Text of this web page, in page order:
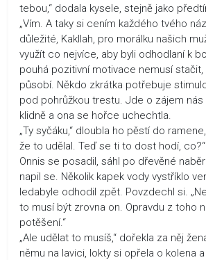
tebou,“ dodala kysele, stejně jako
„Vím. A taky si cením každého tvého
důležité, Kakllah, pro morálku našich
využít co nejvíce, aby byli odhodlaní k
pouhá pozitivní motivace nemusí stačit,
působí. Někdo zkrátka potřebuje
pod pohrůžkou trestu. Jde o zájem nás
klidně a ona se hořce uchechtla.
„Ty syčáku,“ dloubla ho pěstí do
že to udělal. Teď se ti to dost hodí, co?“
Onnis se posadil, sáhl po dřevěné
napil se. Několik kapek vody vystříklo
ledabyle odhodil zpět. Povzdechl si.
to musí být zrovna on. Opravdu z toho
potěšení.“
„Ale udělat to musíš,“ dořekla za něj
němu na lavici, lokty si opřela o kolena